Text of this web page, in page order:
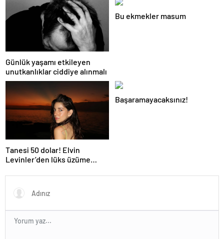
Günlük yaşamı etkileyen
unutkanlıklar ciddiye alınmalı
Bu ekmekler masum
Tanesi 50 dolar! Elvin
Levinler’den lüks üzüme
gelmez…
Başaramayacaksınız!